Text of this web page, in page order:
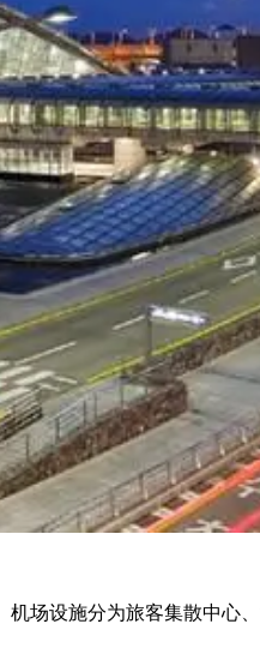
场设施分为旅客集散中心